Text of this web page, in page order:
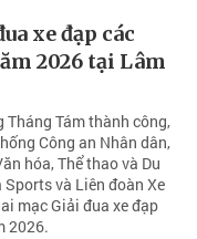
xe đạp các
2026 tại Lâm
Tháng Tám thành công,
Công an Nhân dân,
hóa, Thể thao và Du
và Liên đoàn Xe
mạc Giải đua xe đạp
2026.